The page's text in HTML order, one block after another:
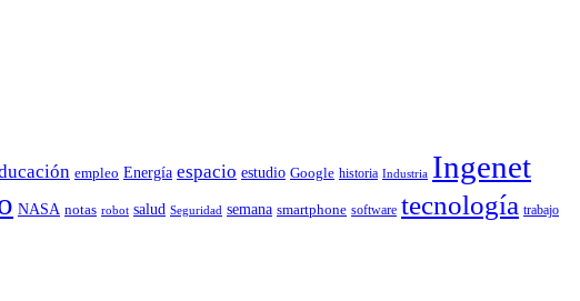
empleo Energía espacio estudio Google historia Industria Ingenet
NASA notas robot salud Seguridad semana smartphone software tecnología trabajo